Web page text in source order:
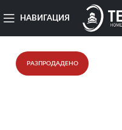
НАВИГАЦИЯ
РАЗПРОДАДЕНО